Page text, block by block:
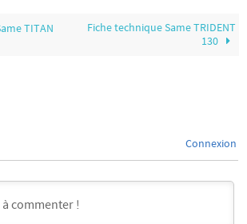
TITAN
Fiche technique Same TRIDENT
130
Connexion